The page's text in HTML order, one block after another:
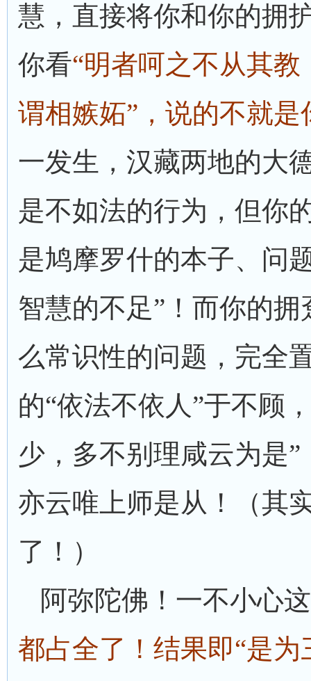
慧，直接将你和你的拥
你看“明者呵之不从其
谓相嫉妬”，说的不就是
一发生，汉藏两地的大
是不如法的行为，但你
是鸠摩罗什的本子、问
智慧的不足”！而你的
么常识性的问题，完全
的“依法不依人”于不顾
少，多不别理咸云为是
亦云唯上师是从！（其
了！）
阿弥陀佛！一不小心这
都占全了！结果即“是